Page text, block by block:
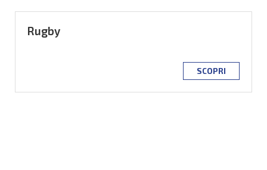
Rugby
SCOPRI